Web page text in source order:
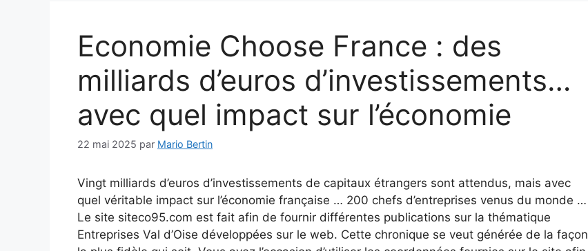
Economie Choose France : des
milliards d’euros d’investissements…
avec quel impact sur l’économie
22 mai 2025 par Mario Bertin
Vingt milliards d’euros d’investissements de capitaux étrangers sont attendus, mais avec
quel véritable impact sur l’économie française … 200 chefs d’entreprises venus du monde …
Le site siteco95.com est fait afin de fournir différentes publications sur la thématique
Entreprises Val d’Oise développées sur le web. Cette chronique se veut générée de la façon